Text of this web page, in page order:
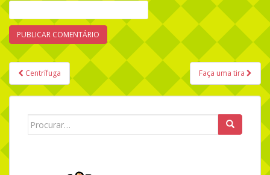
Navegação de Post
Centrífuga Faça uma tira
Search for: